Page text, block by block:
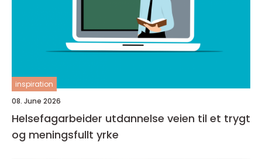
inspiration
08. June 2026
Helsefagarbeider utdannelse veien til et trygt
og meningsfullt yrke